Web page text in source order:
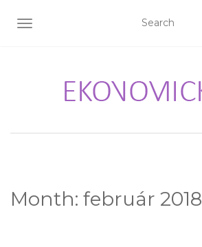
TOGGLE NAVIGATION
Month: február 2018